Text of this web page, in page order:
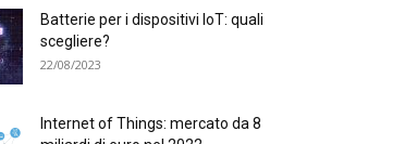
Batterie per i dispositivi IoT: quali
scegliere?
22/08/2023
Internet of Things: mercato da 8